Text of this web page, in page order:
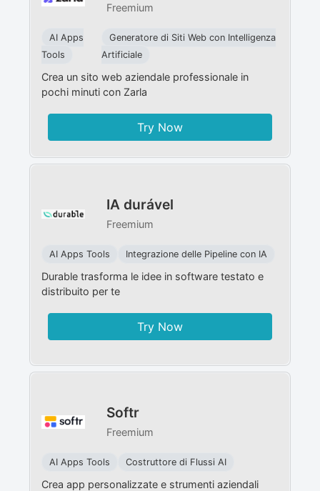
Freemium
AI Apps
Tools
Generatore di Siti Web con Intelligenza
Artificiale
Crea un sito web aziendale professionale in
pochi minuti con Zarla
Try Now
IA durável
Freemium
AI Apps Tools Integrazione delle Pipeline con IA
Durable trasforma le idee in software testato e
distribuito per te
Try Now
Softr
Freemium
AI Apps Tools Costruttore di Flussi AI
Crea app personalizzate e strumenti aziendali